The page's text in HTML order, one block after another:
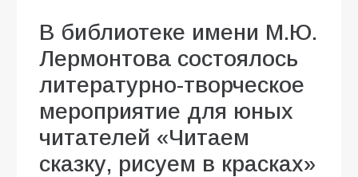
В библиотеке имени М.Ю.
Лермонтова состоялось
литературно-творческое
мероприятие для юных
читателей «Читаем
сказку, рисуем в красках»